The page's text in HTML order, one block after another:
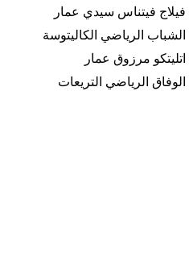
فيلاج فيتناس سيدي عمار
الشباب الرياضي الكاليتوسة
اتليتكو مرزوق عمار
الوفاق الرياضي التريعات